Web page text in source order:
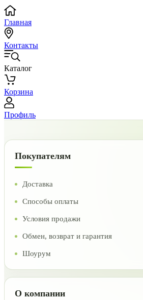
Главная
Контакты
Каталог
Корзина
Профиль
Покупателям
Доставка
Способы оплаты
Условия продажи
Обмен, возврат и гарантия
Шоурум
О компании